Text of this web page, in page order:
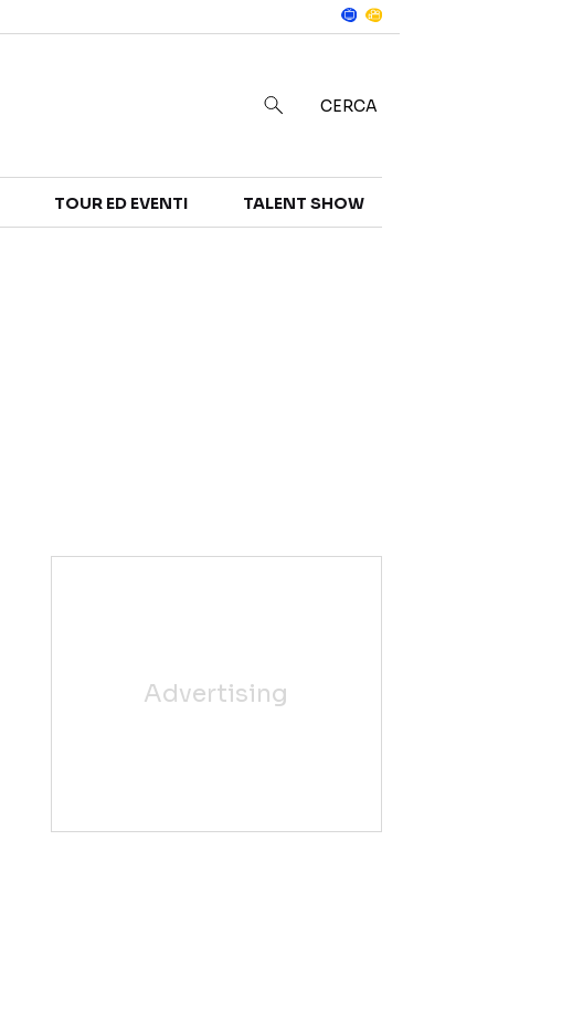
CERCA
TOUR ED EVENTI TALENT SHOW